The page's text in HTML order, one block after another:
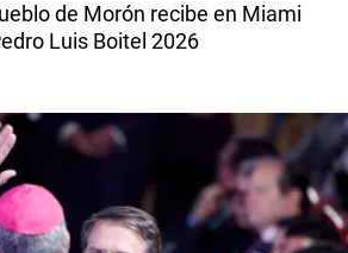
de Morón recibe en Miami
Luis Boitel 2026